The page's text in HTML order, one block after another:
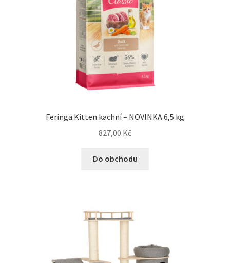
Feringa Kitten kachní – NOVINKA 6,5 kg
827,00 Kč
Do obchodu